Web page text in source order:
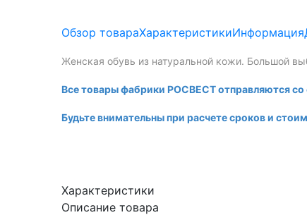
Обзор товараХарактеристикиИнформация
Женская обувь из натуральной кожи. Большой
Все товары фабрики РОСВЕСТ отправляются
Будьте внимательны при расчете сроков и
Характеристики
Описание товара